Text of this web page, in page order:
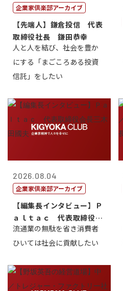
企業家倶楽部アーカイブ
【先端人】鎌倉投信 代表
取締役社長 鎌田恭幸
人と人を結び、社会を豊か
にする「まごころある投資
信託」をしたい
2026.08.04
企業家倶楽部アーカイブ
【編集長インタビュー】Ｐ
ａｌｔａｃ 代表取締役会
長三木田國夫
流通業の無駄を省き消費者
ひいては社会に貢献したい